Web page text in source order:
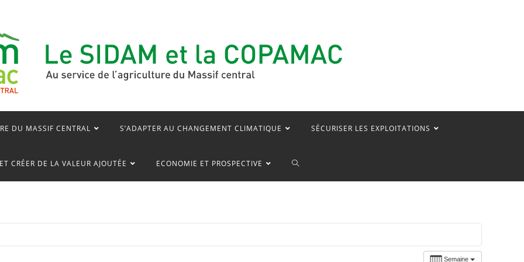
DU MASSIF CENTRAL S’ADAPTER AU CHANGEMENT CLIMATIQUE SÉCURISER LES EXPLOITATIONS
CRÉER DE LA VALEUR AJOUTÉE ECONOMIE ET PROSPECTIVE TOGGLE
Semaine